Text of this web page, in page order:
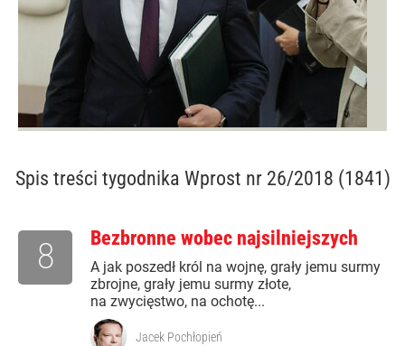
Spis treści tygodnika Wprost nr 26/2018 (1841)
Bezbronne wobec najsilniejszych
A jak poszedł król na wojnę, grały jemu surmy
zbrojne, grały jemu surmy złote,
na zwycięstwo, na ochotę...
8
Jacek Pochłopień